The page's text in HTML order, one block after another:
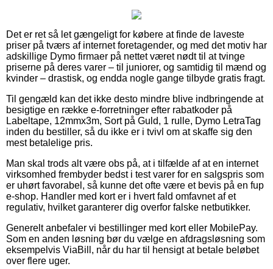
Det er ret så let gængeligt for købere at finde de laveste
priser på tværs af internet foretagender, og med det motiv har
adskillige Dymo firmaer på nettet været nødt til at tvinge
priserne på deres varer – til juniorer, og samtidig til mænd og
kvinder – drastisk, og endda nogle gange tilbyde gratis fragt.
Til gengæld kan det ikke desto mindre blive indbringende at
besigtige en række e-forretninger efter rabatkoder på
Labeltape, 12mmx3m, Sort på Guld, 1 rulle, Dymo LetraTag
inden du bestiller, så du ikke er i tvivl om at skaffe sig den
mest betalelige pris.
Man skal trods alt være obs på, at i tilfælde af at en internet
virksomhed frembyder bedst i test varer for en salgspris som
er uhørt favorabel, så kunne det ofte være et bevis på en fup
e-shop. Handler med kort er i hvert fald omfavnet af et
regulativ, hvilket garanterer dig overfor falske netbutikker.
Generelt anbefaler vi bestillinger med kort eller MobilePay.
Som en anden løsning bør du vælge en afdragsløsning som
eksempelvis ViaBill, når du har til hensigt at betale beløbet
over flere uger.